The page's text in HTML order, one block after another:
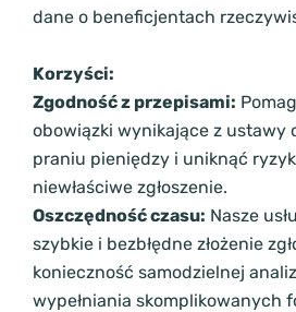
dane o beneficjentach
Korzyści:
Zgodność z przepisami:
obowiązki wynikające z ustawy
praniu pieniędzy i uniknąć
niewłaściwe zgłoszenie.
Oszczędność czasu: Nasze
szybkie i bezbłędne złożenie
konieczność samodzielnej
wypełniania skomplikowanych